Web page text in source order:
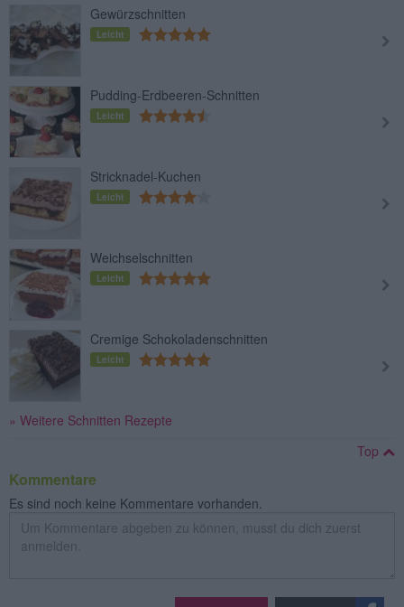
Gewürzschnitten
Leicht
Pudding-Erdbeeren-Schnitten
Leicht
Stricknadel-Kuchen
Leicht
Weichselschnitten
Leicht
Cremige Schokoladenschnitten
Leicht
» Weitere Schnitten Rezepte
Top
Kommentare
Es sind noch keine Kommentare vorhanden.